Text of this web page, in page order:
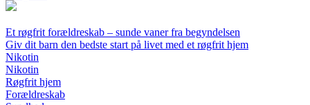
Et røgfrit forældreskab – sunde vaner fra begyndelsen
Giv dit barn den bedste start på livet med et røgfrit hjem
Nikotin
Nikotin
Røgfrit hjem
Forældreskab